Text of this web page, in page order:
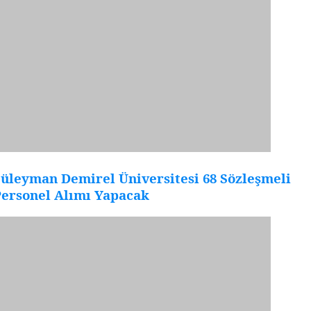
Demirel Üniversitesi 68 Sözleşmeli
Alımı Yapacak